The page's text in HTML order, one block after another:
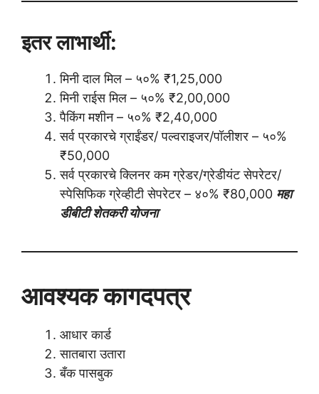
इतर लाभार्थी:
मिनी दाल मिल – ५०% ₹1,25,000
मिनी राईस मिल – ५०% ₹2,00,000
पैकिंग मशीन – ५०% ₹2,40,000
सर्व प्रकारचे ग्राईंडर/ पल्वराइजर/पॉलीशर – ५०%
₹50,000
सर्व प्रकारचे क्लिनर कम ग्रेडर/ग्रेडीयंट सेपरेटर/
स्पेसिफिक ग्रेव्हीटी सेपरेटर – ४०% ₹80,000 महा
डीबीटी शेतकरी योजना
आवश्यक कागदपत्र
आधार कार्ड
सातबारा उतारा
बँक पासबुक